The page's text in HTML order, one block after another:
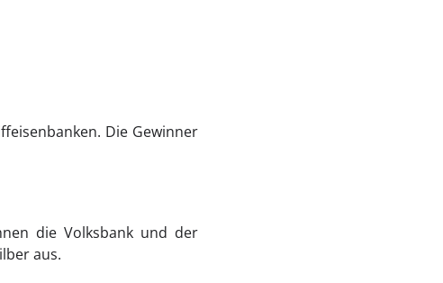
Die Gewinner
die Volksbank und der
aus.